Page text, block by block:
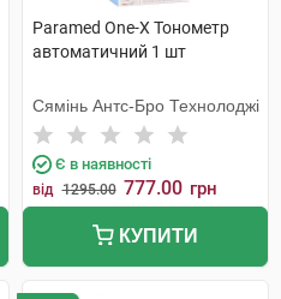
Paramed One-X Тонометр
автоматичний 1 шт
Сямінь Антс-Бро Технолоджі
Є в наявності
від 1295.00 777.00 грн
КУПИТИ